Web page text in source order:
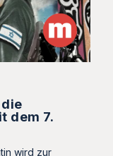
dem 7.
wird zur